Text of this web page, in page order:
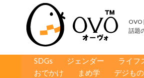
OVO
話題
コンテンツへ移動
SDGs ジェンダー ライフ
おでかけ
まめ学 デジもの